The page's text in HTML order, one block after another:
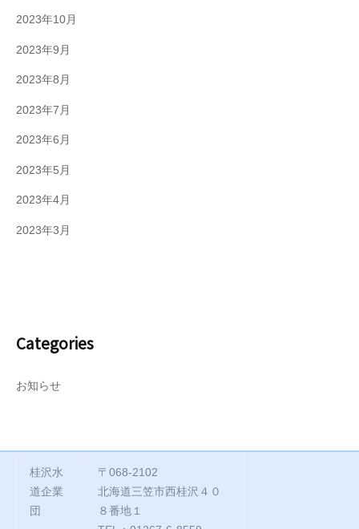
2023年10月
2023年9月
2023年8月
2023年7月
2023年6月
2023年5月
2023年4月
2023年3月
Categories
お知らせ
桂沢水
道企業
団
〒068-2102
北海道三笠市西桂沢４０
８番地１